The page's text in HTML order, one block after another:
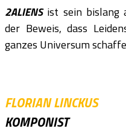
2ALIENS ist sein bislang
der Beweis, dass
ganzes Universum
FLORIAN LINCKUS
KOMPONIST